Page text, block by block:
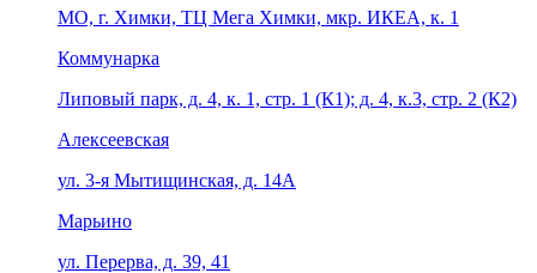
МО, г. Химки, ТЦ Мега Химки, мкр. ИКЕА, к. 1
Коммунарка
Липовый парк, д. 4, к. 1, стр. 1 (К1); д. 4, к.3, стр. 2 (К2)
Алексеевская
ул. 3-я Мытищинская, д. 14А
Марьино
ул. Перерва, д. 39, 41